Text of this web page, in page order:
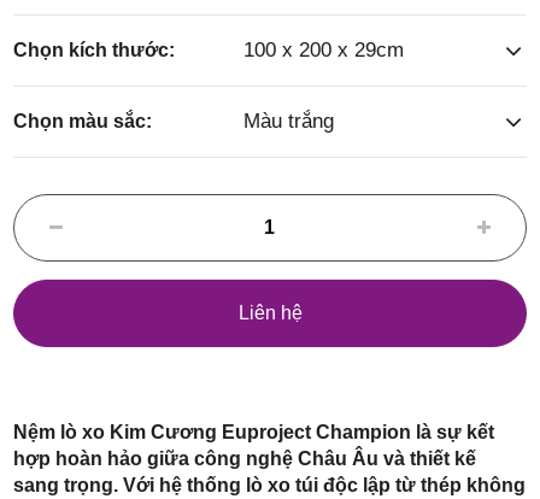
Điểm,
huyện
Hóc Môn,
Chọn kích thước: 100 x 200 x 29cm
Chọn màu sắc: Màu trắng
Liên hệ
Nệm lò xo Kim Cương Euproject Champion là sự kết
hợp hoàn hảo giữa công nghệ Châu Âu và thiết kế
sang trọng. Với hệ thống lò xo túi độc lập từ thép không